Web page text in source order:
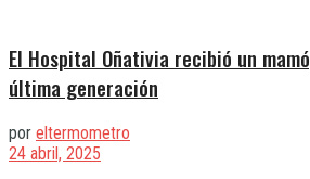
El Hospital Oñativia recibió un
última generación
por eltermometro
24 abril, 2025